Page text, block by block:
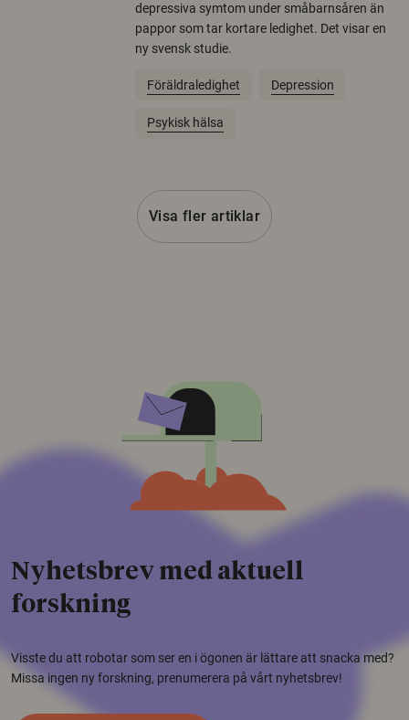
depressiva symtom under småbarnsåren än
pappor som tar kortare ledighet. Det visar en
ny svensk studie.
Föräldraledighet Depression
Psykisk hälsa
Visa fler artiklar
Nyhetsbrev med aktuell
forskning
Visste du att robotar som ser en i ögonen är lättare att snacka med?
Missa ingen ny forskning, prenumerera på vårt nyhetsbrev!